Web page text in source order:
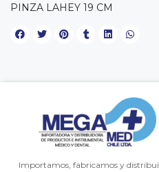
PINZA LAHEY 19 CM
Importamos, fabricamos y